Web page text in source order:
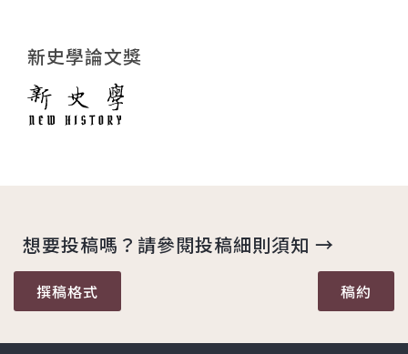
新史學論文獎
想要投稿嗎？請參閱投稿細則須知 →
撰稿格式 稿約